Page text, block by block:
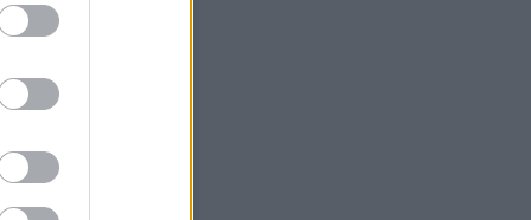
csoport az év első
teljes csődöt
dolgoznak
- Mestska
- Megint Állunk Vazze